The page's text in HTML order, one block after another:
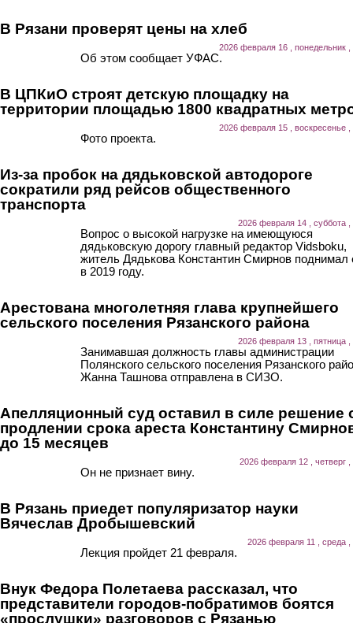
В Рязани проверят цены на хлеб
2026 февраля 16 , понедельник ,
Об этом сообщает УФАС.
В ЦПКиО строят детскую площадку на
территории площадью 1800 квадратных
2026 февраля 15 , воскресенье ,
Фото проекта.
Из-за пробок на дядьковской автодороге
сократили ряд рейсов общественного
транспорта
2026 февраля 14 , суббота ,
Вопрос о высокой нагрузке на имеющуюся
дядьковскую дорогу главный редактор Vidsboku,
житель Дядькова Константин Смирнов поднимал
в 2019 году.
Арестована многолетняя глава крупнейшего
сельского поселения Рязанского района
2026 февраля 13 , пятница ,
Занимавшая должность главы администрации
Полянского сельского поселения Рязанского
Жанна Ташнова отправлена в СИЗО.
Апелляционный суд оставил в силе решение
продлении срока ареста Константину
до 15 месяцев
2026 февраля 12 , четверг ,
Он не признает вину.
В Рязань приедет популяризатор науки
Вячеслав Дробышевский
2026 февраля 11 , среда ,
Лекция пройдет 21 февраля.
Внук Федора Полетаева рассказал, что
представители городов-побратимов боятся
«прослушки» разговоров с Рязанью